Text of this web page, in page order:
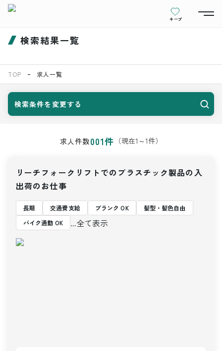
キープ
検索結果一覧
TOP 求人一覧
検索条件を変更する
求人件数001件 （現在1 ～1件）
リーチフォークリフトでのプラスチック製品の入
出荷のお仕事
長期 交通費支給 ブランク OK
髪型・髪色自由
バイク通勤 OK
...全て表示